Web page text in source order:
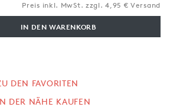
Preis inkl. MwSt. zzgl. 4,95 € Versand
IN DEN WARENKORB
DEN FAVORITEN
DER NÄHE KAUFEN